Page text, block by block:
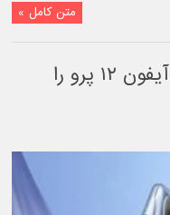
متن کامل »
گوشی جدید بلک شارک، اپل آیفون ۱۲ پرو را